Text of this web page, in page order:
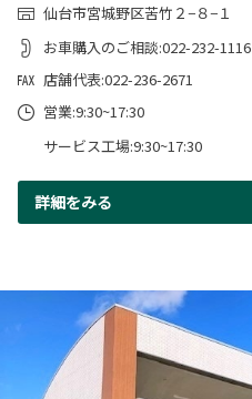
仙台市宮城野区苦竹２−８−１
お車購入のご相談:022-232-1116
店舗代表:022-236-2671
営業:9:30~17:30
サービス工場:9:30~17:30
詳細をみる